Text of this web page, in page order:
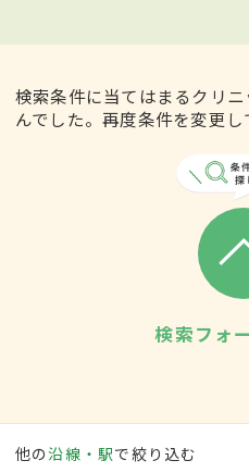
検索条件に当てはまるクリ
んでした。再度条件を変更し
検索フォ
他の沿線・駅で絞り込む